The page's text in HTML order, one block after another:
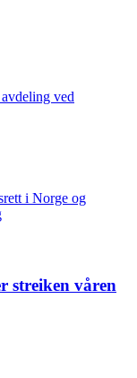
ved
i Norge og
streiken våren